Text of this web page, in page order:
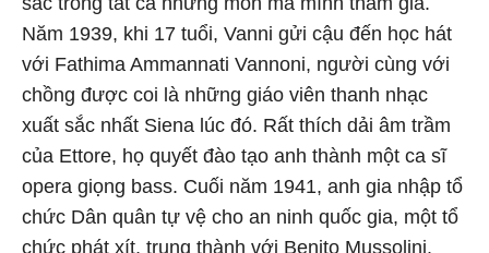
Năm 1939, khi 17 tuổi, Vanni gửi cậu đến học hát
với Fathima Ammannati Vannoni, người cùng với
chồng được coi là những giáo viên thanh nhạc
xuất sắc nhất Siena lúc đó. Rất thích dải âm trầm
của Ettore, họ quyết đào tạo anh thành một ca sĩ
opera giọng bass. Cuối năm 1941, anh gia nhập tổ
chức Dân quân tự vệ cho an ninh quốc gia, một tổ
chức phát xít, trung thành với Benito Mussolini.